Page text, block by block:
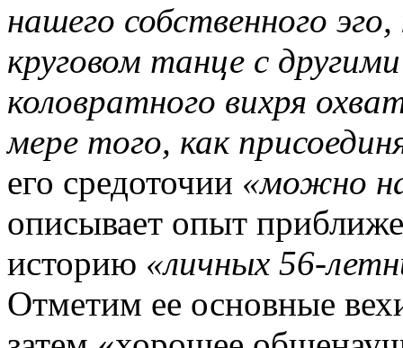
нашего собственного
круговом танце с
коловратного вихря
мере того, как
его средоточии «можно
описывает опыт
историю «личных 56-
Отметим ее основные